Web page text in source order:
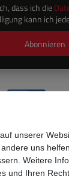
dass ich die
kann ich
Abonnieren
unserer
uns
Weitere
und Ihren